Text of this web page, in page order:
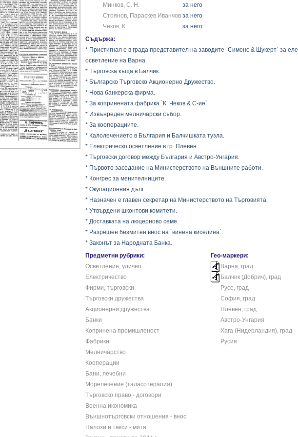
Минков, С. Н.
за него
Стоянов, Параскев Иванчов за него
Чеков, К.
за него
Съдържа:
* Пристигнал е в града представител на заводите `Сименс & Шукерт` за
осветление на Варна.
* Търговска къща в Балчик.
* Българско Търговско Акционерно Дружество.
* Нова банкерска фирма.
* За копринената фабрика `К. Чеков & С-ие`.
* Извънреден мелничарски събор.
* За кооперациите.
* Калолечението в България и Балчишката тузла.
* Електрическо осветление в гр. Плевен.
* Търговски договор между България и Австро-Унгария.
* Първото заседание на Министерството на Външните работи.
* Конгрес за менителниците.
* Окупационния дълг.
* Назначен е главен секретар на Министерството на Търговията.
* Утвърдени шконтови комитети.
* Доставката на люцерново семе.
* Разрешен безмитен внос на `винена киселина`.
* Законът за Народната Банка.
Предметни рубрики:
Осветление, улично
Електричество
Фирми, търговски
Търговски дружества
Акционерни дружества
Банки
Копринена промишленост
Фабрики
Мелничарство
Кооперации
Бани, лечебни
Морелечение (таласотерапия)
Търговско право - договори
Военна икономика
Външнотърговски отношения - внос
Налози и такси - мита
Гео-маркери:
Варна, град
Балчик (Добрич), град
Русе, град
София, град
Плевен, град
Австро-Унгария
Хага (Нидерландия), град
Русия